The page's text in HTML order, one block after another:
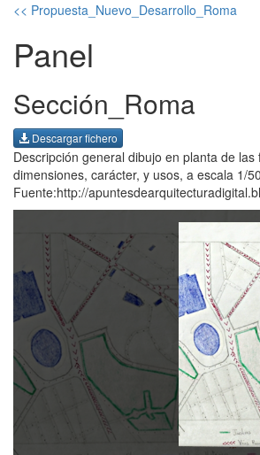
<< Propuesta_Nuevo_Desarrollo_Roma
Panel
Sección_Roma
Descargar fichero
Descripción general dibujo en planta de
dimensiones, carácter, y usos, a escala 1/
Fuente:http://